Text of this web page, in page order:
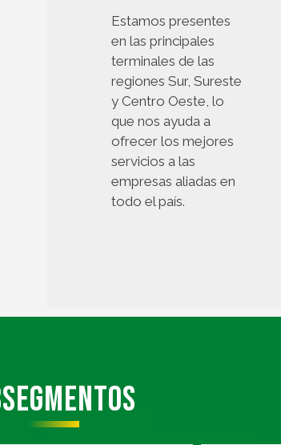
Estamos presentes
en las principales
terminales de las
regiones Sur, Sureste
y Centro Oeste, lo
que nos ayuda a
ofrecer los mejores
servicios a las
empresas aliadas en
todo el país.